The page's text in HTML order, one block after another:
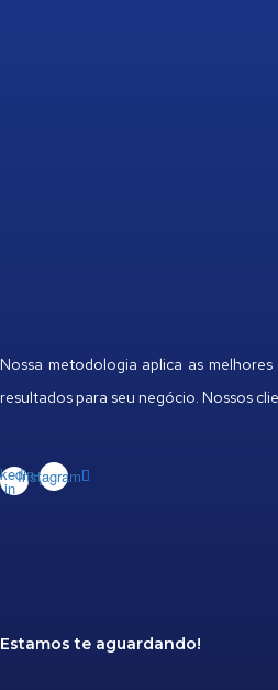
Nossa metodologia aplica as
resultados para seu negócio. Nossos
in
Instagram
Estamos te aguardando!